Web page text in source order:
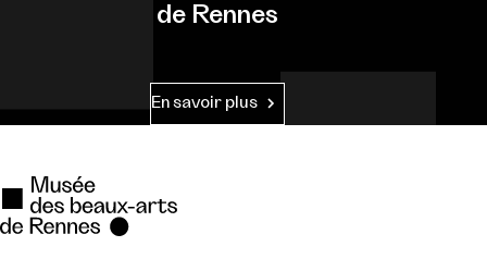
de Rennes
En savoir plus